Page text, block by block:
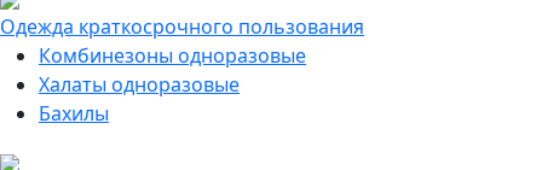
Одежда краткосрочного пользования
Комбинезоны одноразовые
Халаты одноразовые
Бахилы